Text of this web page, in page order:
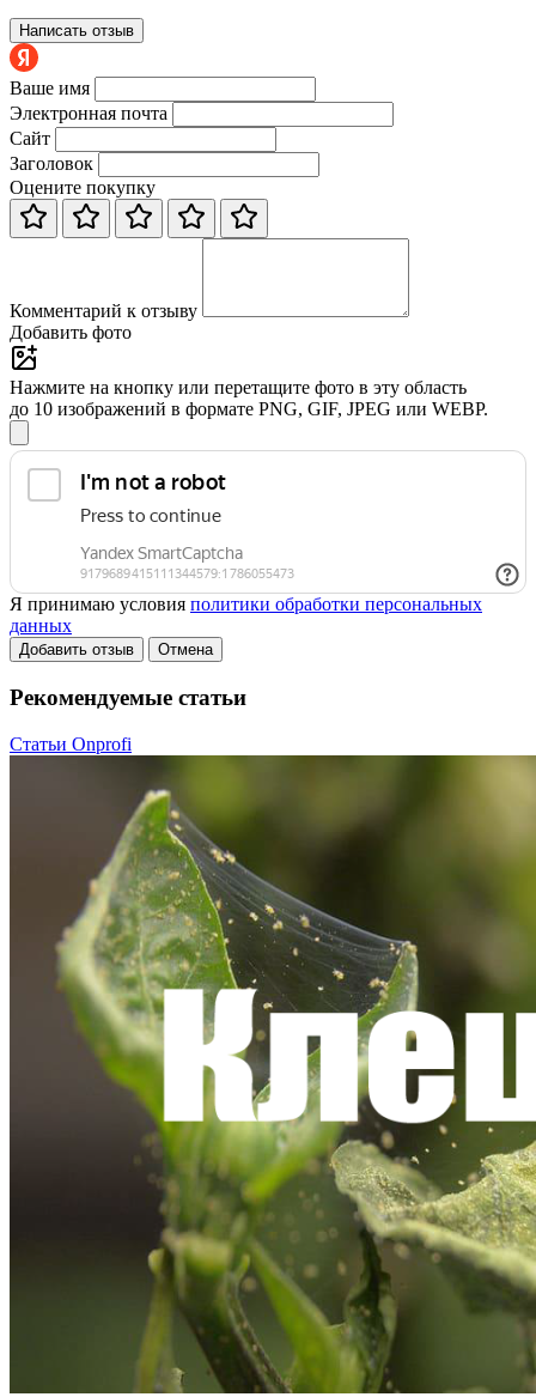
Написать отзыв
Ваше имя
Электронная почта
Сайт
Заголовок
Оцените покупку
Комментарий к отзыву
Добавить фото
Нажмите на кнопку или перетащите фото в эту область
до 10 изображений в формате PNG, GIF, JPEG или WEBP.
Я принимаю условия политики обработки персональных
данных
Добавить отзыв Отмена
Рекомендуемые статьи
Статьи Onprofi